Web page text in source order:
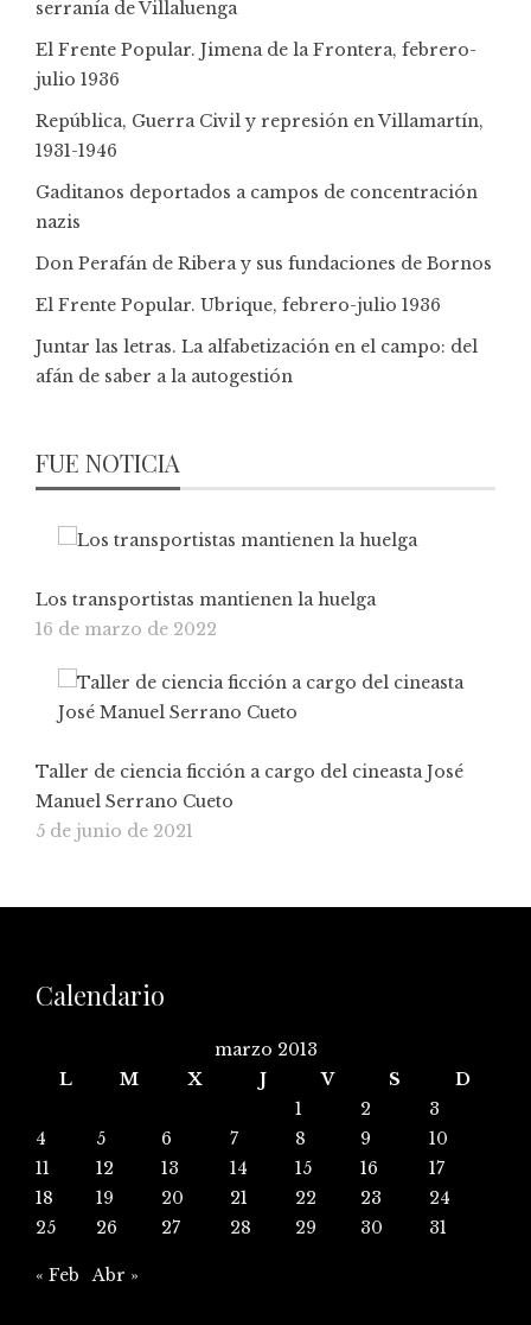
serranía de Villaluenga
El Frente Popular. Jimena de la Frontera, febrero-
julio 1936
República, Guerra Civil y represión en Villamartín,
1931-1946
Gaditanos deportados a campos de concentración
nazis
Don Perafán de Ribera y sus fundaciones de Bornos
El Frente Popular. Ubrique, febrero-julio 1936
Juntar las letras. La alfabetización en el campo: del
afán de saber a la autogestión
FUE NOTICIA
Los transportistas mantienen la huelga
16 de marzo de 2022
Taller de ciencia ficción a cargo del cineasta José
Manuel Serrano Cueto
5 de junio de 2021
Calendario
marzo 2013
L
M X J V S
D
1
2
3
4
5 6 7 8 9
10
11
12 13 14 15 16
17
18
19 20 21 22 23
24
25
26 27 28 29 30 31
« Feb Abr »